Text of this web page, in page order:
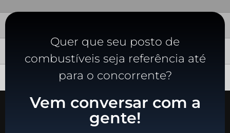
Quer que seu posto de
combustíveis seja referência até
para o concorrente?
Vem conversar com a
gente!